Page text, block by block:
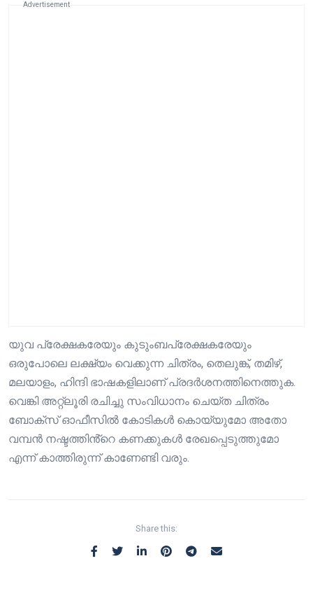
Advertisement
യുവ പ്രേക്ഷകരേയും കുടുംബപ്രേക്ഷകരേയും
ഒരുപോലെ ലക്ഷ്യം വെക്കുന്ന ചിത്രം, തെലുങ്ക്, തമിഴ്,
മലയാളം, ഹിന്ദി ഭാഷകളിലാണ് പ്രദർശനത്തിനെത്തുക.
വെങ്കി അറ്റ്ലൂരി രചിച്ചു സംവിധാനം ചെയ്ത ചിത്രം
ബോക്സ് ഓഫീസിൽ കോടികൾ കൊയ്യുമോ അതോ
വമ്പൻ നഷ്ടത്തിൻ്റെ കണക്കുകൾ രേഖപ്പെടുത്തുമോ
എന്ന് കാത്തിരുന്ന് കാണേണ്ടി വരും.
Share this: